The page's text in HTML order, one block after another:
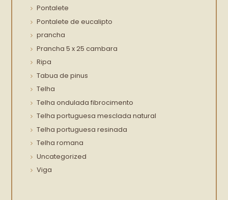
Pontalete
Pontalete de eucalipto
prancha
Prancha 5 x 25 cambara
Ripa
Tabua de pinus
Telha
Telha ondulada fibrocimento
Telha portuguesa mesclada natural
Telha portuguesa resinada
Telha romana
Uncategorized
Viga